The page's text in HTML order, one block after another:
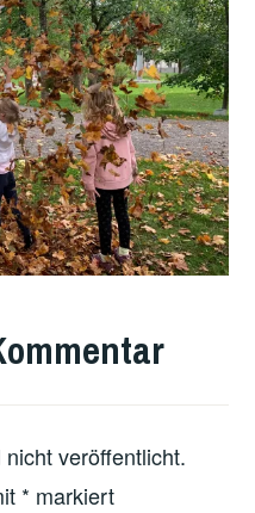
veröffentlicht.
* markiert